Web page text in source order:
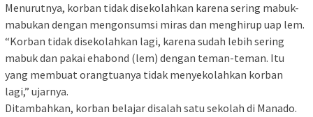
Menurutnya, korban tidak disekolahkan karena sering mabuk-
mabukan dengan mengonsumsi miras dan menghirup uap lem.
“Korban tidak disekolahkan lagi, karena sudah lebih sering
mabuk dan pakai ehabond (lem) dengan teman-teman. Itu
yang membuat orangtuanya tidak menyekolahkan korban
lagi,” ujarnya.
Ditambahkan, korban belajar disalah satu sekolah di Manado.